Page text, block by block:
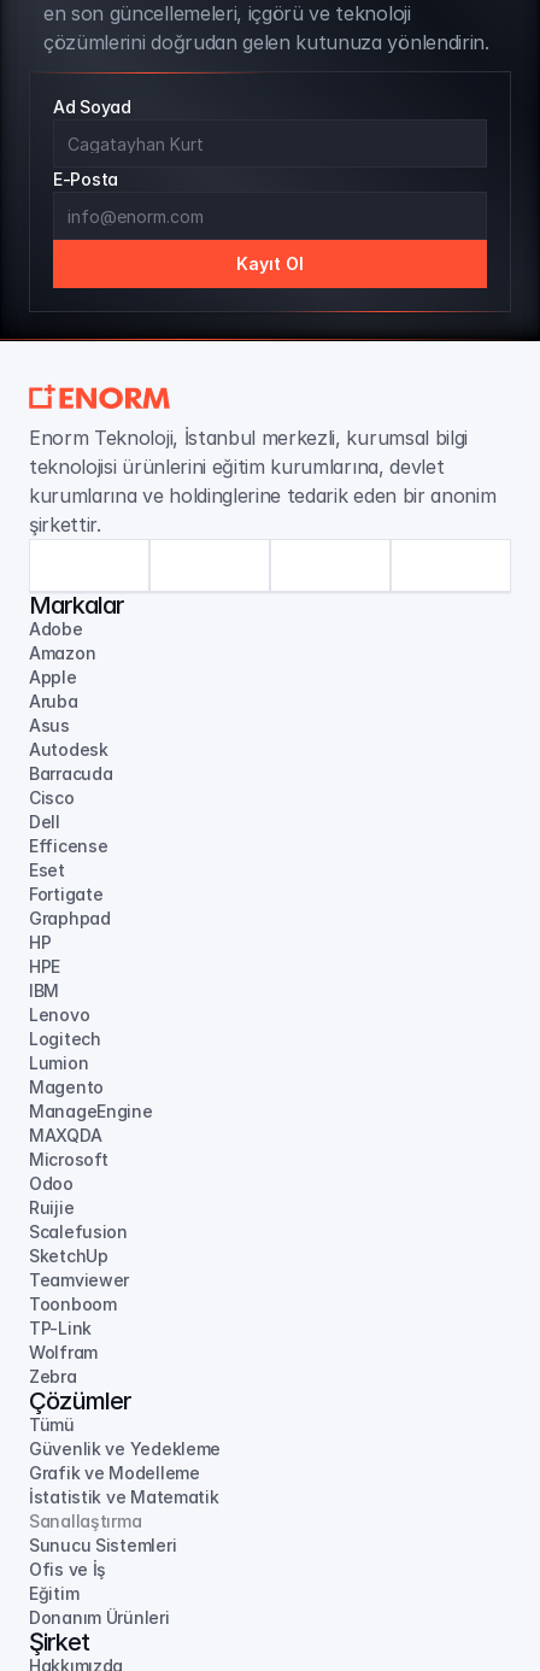
en son güncellemeleri, içgörü ve teknoloji
çözümlerini doğrudan gelen kutunuza yönlendirin.
Ad Soyad
E-Posta
Kayıt Ol
Enorm Teknoloji, İstanbul merkezli, kurumsal bilgi
teknolojisi ürünlerini eğitim kurumlarına, devlet
kurumlarına ve holdinglerine tedarik eden bir anonim
şirkettir.
Markalar
Adobe
Amazon
Apple
Aruba
Asus
Autodesk
Barracuda
Cisco
Dell
Efficense
Eset
Fortigate
Graphpad
HP
HPE
IBM
Lenovo
Logitech
Lumion
Magento
ManageEngine
MAXQDA
Microsoft
Odoo
Ruijie
Scalefusion
SketchUp
Teamviewer
Toonboom
TP-Link
Wolfram
Zebra
Çözümler
Tümü
Güvenlik ve Yedekleme
Grafik ve Modelleme
İstatistik ve Matematik
Sanallaştırma
Sunucu Sistemleri
Ofis ve İş
Eğitim
Donanım Ürünleri
Şirket
Hakkımızda